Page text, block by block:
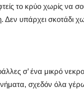
το κρύο χωρίς να
Δεν υπάρχει σκοτάδι
σ’ ένα μικρό
σχεδόν όλα